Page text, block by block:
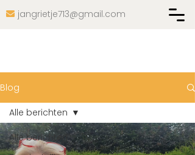
 jangrietje713@gmail.com
Blog
Alle berichten
Alle berichten